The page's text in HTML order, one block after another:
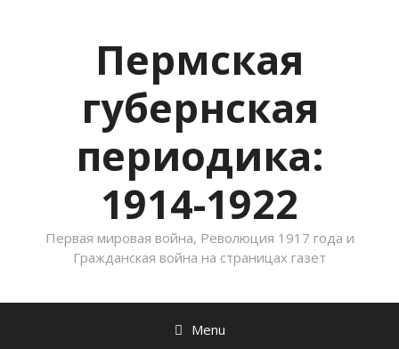
Пермская
губернская
периодика:
1914-1922
Первая мировая война, Революция 1917 года и
Гражданская война на страницах газет
Menu